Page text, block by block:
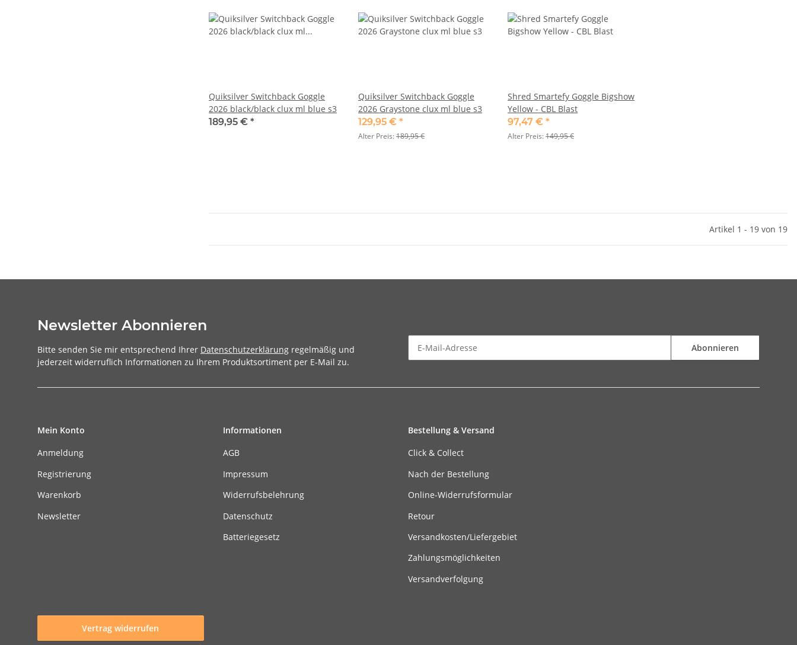
Quiksilver Switchback Goggle
2026 black/black clux ml blue s3
189,95 € *
Quiksilver Switchback Goggle
2026 Graystone clux ml blue s3
129,95 € *
Alter Preis:189,95 €
Shred Smartefy Goggle Bigshow
Yellow - CBL Blast
97,47 € *
Alter Preis:149,95 €
Artikel 1 - 19 von 19
Newsletter Abonnieren
Bitte senden Sie mir entsprechend Ihrer Datenschutzerklärung regelmäßig und
jederzeit widerruflich Informationen zu Ihrem Produktsortiment per E-Mail zu.
Abonnieren
Mein Konto
Anmeldung
Registrierung
Warenkorb
Newsletter
Informationen
AGB
Impressum
Widerrufsbelehrung
Datenschutz
Batteriegesetz
Bestellung & Versand
Click & Collect
Nach der Bestellung
Online-Widerrufsformular
Retour
Versandkosten/Liefergebiet
Zahlungsmöglichkeiten
Versandverfolgung
Vertrag widerrufen